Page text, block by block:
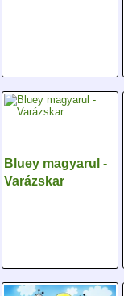
Bluey magyarul -
Varázskar